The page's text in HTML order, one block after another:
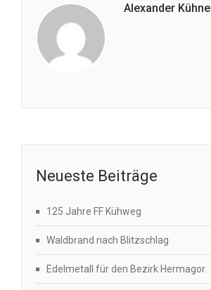
Alexander Kühne
Neueste Beiträge
125 Jahre FF Kühweg
Waldbrand nach Blitzschlag
Edelmetall für den Bezirk Hermagor